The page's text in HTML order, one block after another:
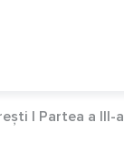
| Partea a III-a